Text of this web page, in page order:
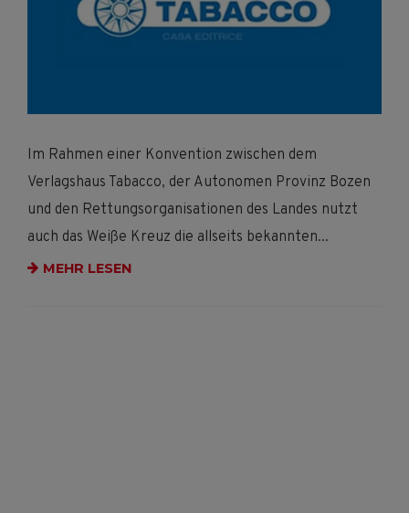
Im Rahmen einer Konvention zwischen dem
Verlagshaus Tabacco, der Autonomen Provinz Bozen
und den Rettungsorganisationen des Landes nutzt
auch das Weiße Kreuz die allseits bekannten...
MEHR LESEN